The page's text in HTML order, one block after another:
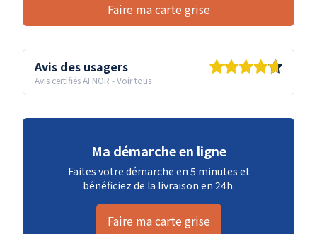
Faire ma carte grise
Avis des usagers
Avis certifiés AFNOR -Voir tous
Ma démarche en ligne
Faites votre démarche en 5 minutes et
bénéficiez de la livraison en 24h.
Faire ma carte grise